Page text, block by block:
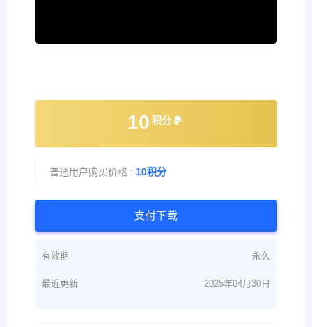
10 积分
普通用户购买价格 : 10积分
支付下载
有效期 永久
最近更新 2025年04月30日